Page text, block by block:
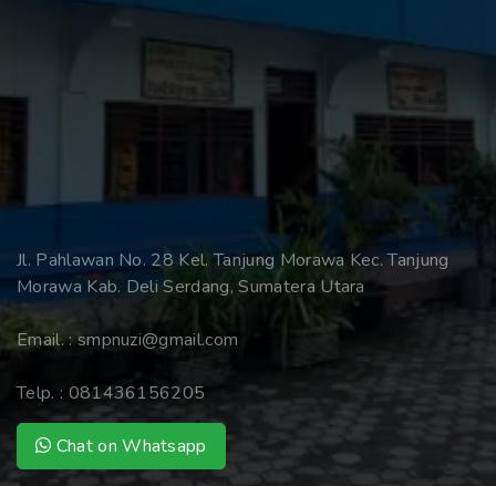
Jl. Pahlawan No. 28 Kel. Tanjung Morawa Kec. Tanjung
Morawa Kab. Deli Serdang, Sumatera Utara
Email. :smpnuzi@gmail.com
Telp. : 081436156205
Chat on Whatsapp